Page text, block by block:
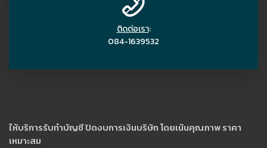
ติดต่อเรา:
084-1639532
ให้บริการรับทำบัญชี ปิดงบการเงินบริษัท โดยเน้นคุณภาพ ราคา
เหมาะสม